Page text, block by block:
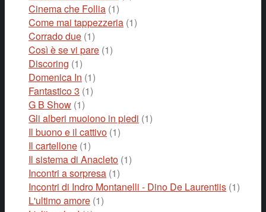
Cinema che Follia (1)
Come mai tappezzeria (1)
Corrado due (1)
Così è se vi pare (1)
Discoring (1)
Domenica In (1)
Fantastico 3 (1)
G B Show (1)
Gli alberi muoiono in piedi (1)
Il buono e il cattivo (1)
Il cartellone (1)
Il sistema di Anacleto (1)
Incontri a sorpresa (1)
Incontri di Indro Montanelli - Dino De Laurentiis (1)
L'ultimo amore (1)